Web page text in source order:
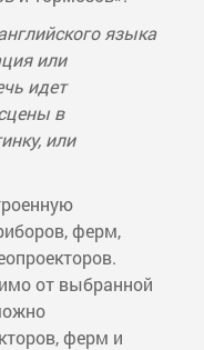
языка
или
идет
в
или
ферм,
от выбранной
ферм и